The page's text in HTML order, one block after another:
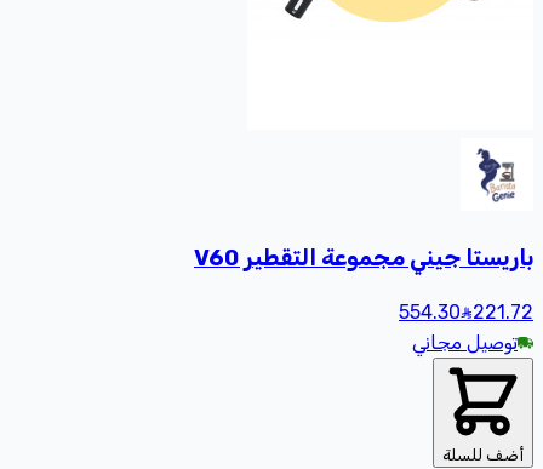
باريستا جيني مجموعة التقطير V60
221.72
554.30
توصيل مجاني
أضف للسلة